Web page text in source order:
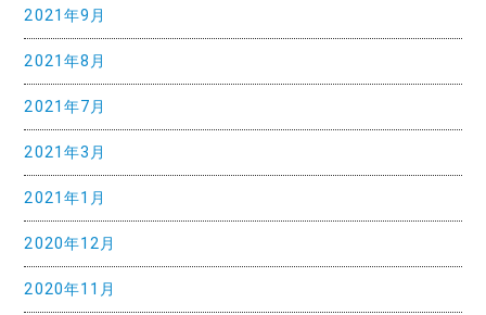
2021年9月
2021年8月
2021年7月
2021年3月
2021年1月
2020年12月
2020年11月